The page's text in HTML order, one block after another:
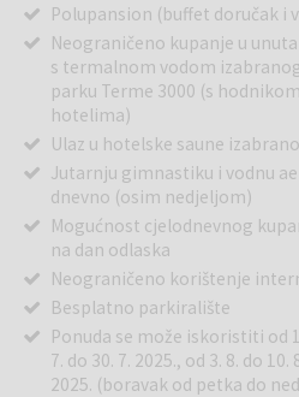
Polupansion (buffet doručak i
Neograničeno kupanje u
s termalnom vodom
parku Terme 3000 (s
hotelima)
Ulaz u hotelske saune
Jutarnju gimnastiku i vodnu
dnevno (osim nedjeljom)
Mogućnost cjelodnevnog
na dan odlaska
Neograničeno korištenje
Besplatno parkiralište
Ponuda se može iskoristiti od
7. do 30. 7. 2025., od 3. 8. do 10.
2025. (boravak od petka do